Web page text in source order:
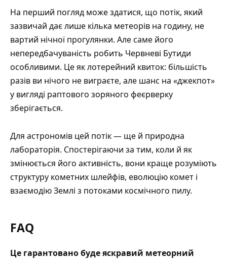
На перший погляд може здатися, що потік, який
зазвичай дає лише кілька метеорів на годину, не
вартий нічної прогулянки. Але саме його
непередбачуваність робить Червневі Бутиди
особливими. Це як лотерейний квиток: більшість
разів ви нічого не виграєте, але шанс на «джекпот»
у вигляді раптового зоряного феєрверку
зберігається.
Для астрономів цей потік — ще й природна
лабораторія. Спостерігаючи за тим, коли й як
змінюється його активність, вони краще розуміють
структуру кометних шлейфів, еволюцію комет і
взаємодію Землі з потоками космічного пилу.
FAQ
Це гарантовано буде яскравий метеорний